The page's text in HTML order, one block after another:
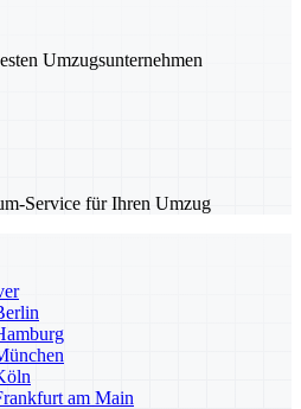
Umzugsunternehmen
Service für Ihren Umzug
am Main